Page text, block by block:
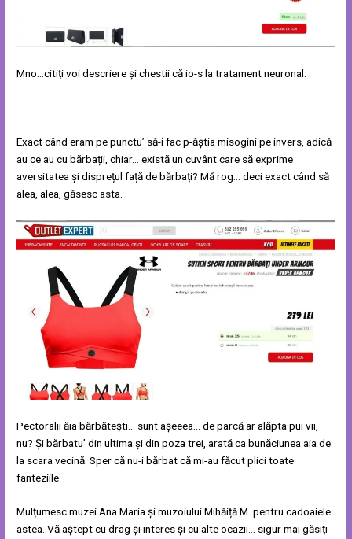
Mno…citiți voi descriere și chestii că io-s la tratament neuronal.
Exact când eram pe punctu’ să-i fac p-ăștia misogini pe invers, adică
au ce au cu bărbații, chiar… există un cuvânt care să exprime
aversitatea și disprețul față de bărbați? Mă rog… deci exact când să
alea, alea, găsesc asta.
Pectoralii ăia bărbătești… sunt așeeea… de parcă ar alăpta pui vii,
nu? Și bărbatu’ din ultima și din poza trei, arată ca bunăciunea aia de
la scara vecină. Sper că nu-i bărbat că mi-au făcut plici toate
fanteziile.
Mulțumesc muzei Ana Maria și muzoiului Mihăiță M. pentru cadoaiele
astea. Vă aștept cu drag și interes și cu alte ocazii… sigur mai găsiți